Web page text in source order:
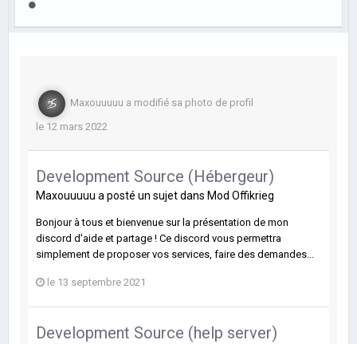
Maxouuuuu a modifié sa photo de profil
le 12 mars 2022
Development Source (Hébergeur)
Maxouuuuu a posté un sujet dans Mod Offikrieg
Bonjour à tous et bienvenue sur la présentation de mon
discord d'aide et partage ! Ce discord vous permettra
simplement de proposer vos services, faire des demandes...
le 13 septembre 2021
Development Source (help server)